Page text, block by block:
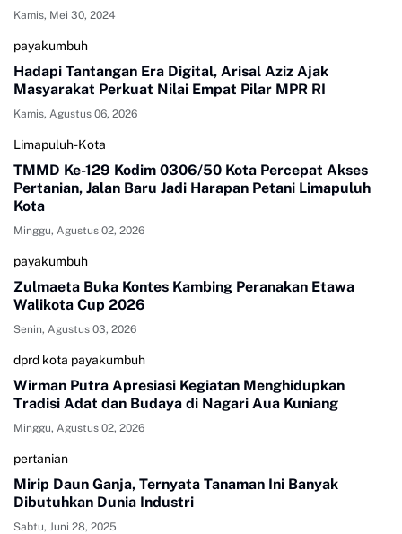
Kamis, Mei 30, 2024
payakumbuh
Hadapi Tantangan Era Digital, Arisal Aziz Ajak
Masyarakat Perkuat Nilai Empat Pilar MPR RI
Kamis, Agustus 06, 2026
Limapuluh-Kota
TMMD Ke-129 Kodim 0306/50 Kota Percepat Akses
Pertanian, Jalan Baru Jadi Harapan Petani Limapuluh
Kota
Minggu, Agustus 02, 2026
payakumbuh
Zulmaeta Buka Kontes Kambing Peranakan Etawa
Walikota Cup 2026
Senin, Agustus 03, 2026
dprd kota payakumbuh
Wirman Putra Apresiasi Kegiatan Menghidupkan
Tradisi Adat dan Budaya di Nagari Aua Kuniang
Minggu, Agustus 02, 2026
pertanian
Mirip Daun Ganja, Ternyata Tanaman Ini Banyak
Dibutuhkan Dunia Industri
Sabtu, Juni 28, 2025